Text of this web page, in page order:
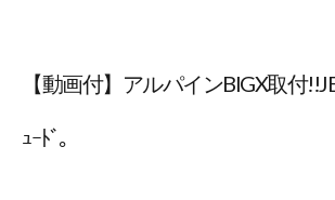
【動画付】アルパインBIGX取付
ｭｰﾄﾞ。